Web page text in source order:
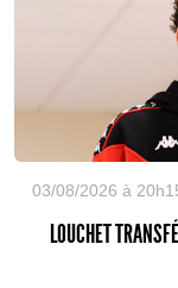
03/08/2026 à
LOUCHET